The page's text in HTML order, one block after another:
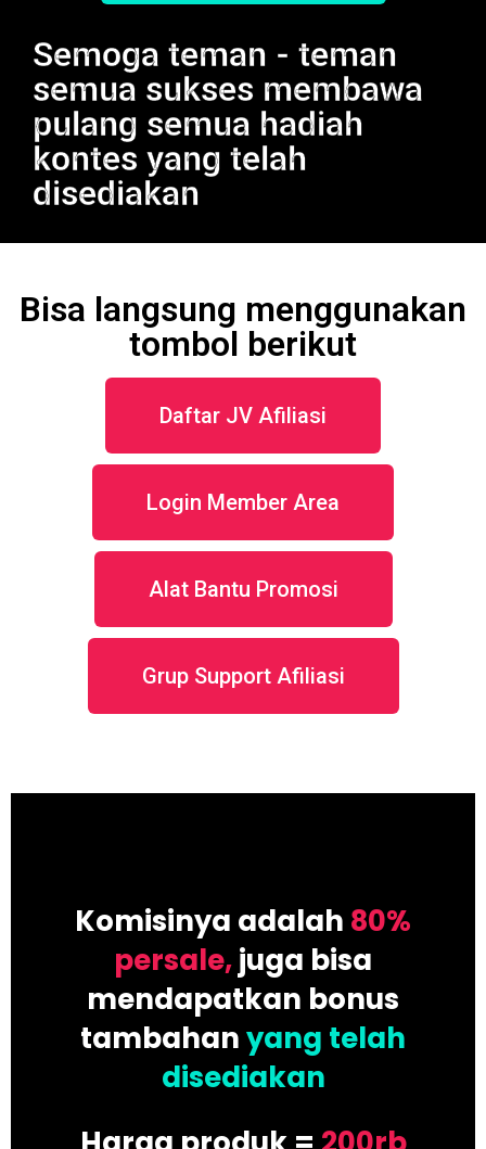
Semoga teman - teman
semua sukses membawa
pulang semua hadiah
kontes yang telah
disediakan
Bisa langsung menggunakan
tombol berikut
Daftar JV Afiliasi
Login Member Area
Alat Bantu Promosi
Grup Support Afiliasi
Komisinya adalah 80%
persale,juga bisa
mendapatkan bonus
tambahanyang telah
disediakan